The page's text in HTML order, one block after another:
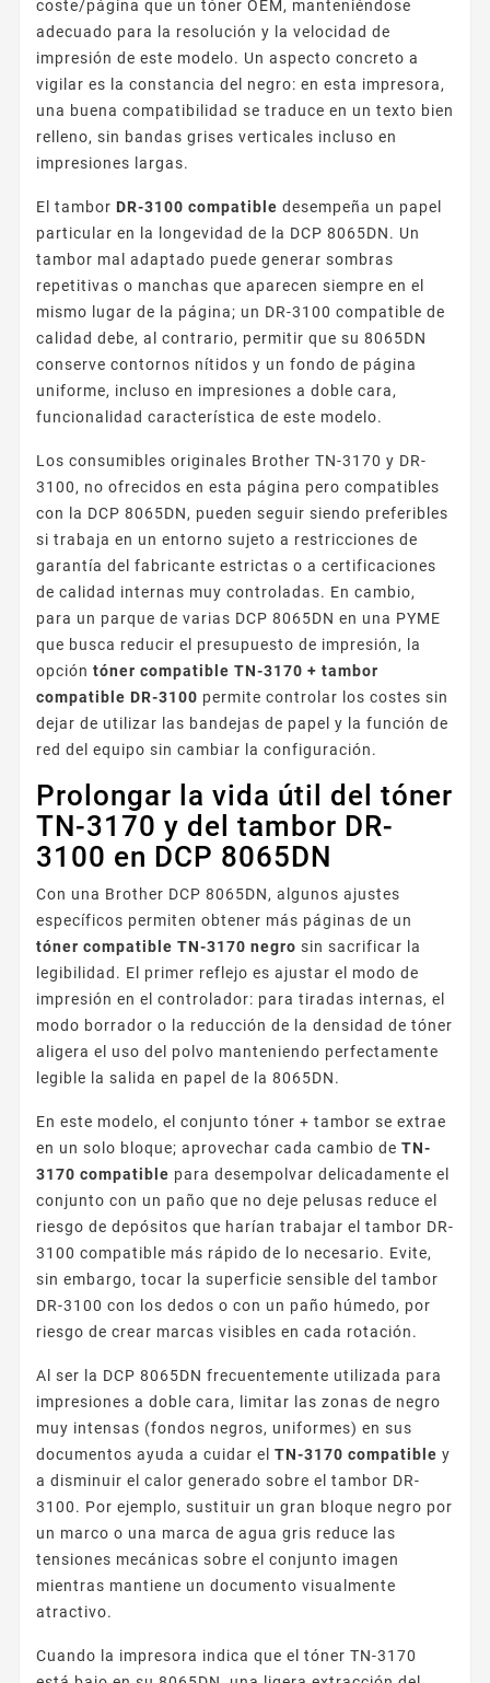
coste/página que un tóner OEM, manteniéndose
adecuado para la resolución y la velocidad de
impresión de este modelo. Un aspecto concreto a
vigilar es la constancia del negro: en esta impresora,
una buena compatibilidad se traduce en un texto bien
relleno, sin bandas grises verticales incluso en
impresiones largas.
El tambor DR-3100 compatible desempeña un papel
particular en la longevidad de la DCP 8065DN. Un
tambor mal adaptado puede generar sombras
repetitivas o manchas que aparecen siempre en el
mismo lugar de la página; un DR-3100 compatible de
calidad debe, al contrario, permitir que su 8065DN
conserve contornos nítidos y un fondo de página
uniforme, incluso en impresiones a doble cara,
funcionalidad característica de este modelo.
Los consumibles originales Brother TN-3170 y DR-
3100, no ofrecidos en esta página pero compatibles
con la DCP 8065DN, pueden seguir siendo preferibles
si trabaja en un entorno sujeto a restricciones de
garantía del fabricante estrictas o a certificaciones
de calidad internas muy controladas. En cambio,
para un parque de varias DCP 8065DN en una PYME
que busca reducir el presupuesto de impresión, la
opción tóner compatible TN-3170 + tambor
compatible DR-3100 permite controlar los costes sin
dejar de utilizar las bandejas de papel y la función de
red del equipo sin cambiar la configuración.
Prolongar la vida útil del tóner
TN-3170 y del tambor DR-
3100 en DCP 8065DN
Con una Brother DCP 8065DN, algunos ajustes
específicos permiten obtener más páginas de un
tóner compatible TN-3170 negro sin sacrificar la
legibilidad. El primer reflejo es ajustar el modo de
impresión en el controlador: para tiradas internas, el
modo borrador o la reducción de la densidad de tóner
aligera el uso del polvo manteniendo perfectamente
legible la salida en papel de la 8065DN.
En este modelo, el conjunto tóner + tambor se extrae
en un solo bloque; aprovechar cada cambio de TN-
3170 compatible para desempolvar delicadamente el
conjunto con un paño que no deje pelusas reduce el
riesgo de depósitos que harían trabajar el tambor DR-
3100 compatible más rápido de lo necesario. Evite,
sin embargo, tocar la superficie sensible del tambor
DR-3100 con los dedos o con un paño húmedo, por
riesgo de crear marcas visibles en cada rotación.
Al ser la DCP 8065DN frecuentemente utilizada para
impresiones a doble cara, limitar las zonas de negro
muy intensas (fondos negros, uniformes) en sus
documentos ayuda a cuidar el TN-3170 compatible y
a disminuir el calor generado sobre el tambor DR-
3100. Por ejemplo, sustituir un gran bloque negro por
un marco o una marca de agua gris reduce las
tensiones mecánicas sobre el conjunto imagen
mientras mantiene un documento visualmente
atractivo.
Cuando la impresora indica que el tóner TN-3170